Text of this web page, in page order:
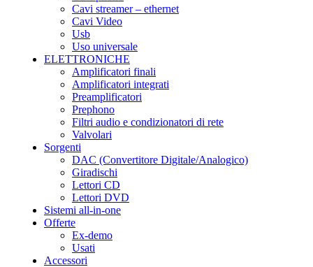
Cavi streamer – ethernet
Cavi Video
Usb
Uso universale
ELETTRONICHE
Amplificatori finali
Amplificatori integrati
Preamplificatori
Prephono
Filtri audio e condizionatori di rete
Valvolari
Sorgenti
DAC (Convertitore Digitale/Analogico)
Giradischi
Lettori CD
Lettori DVD
Sistemi all-in-one
Offerte
Ex-demo
Usati
Accessori